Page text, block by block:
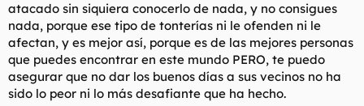
atacado sin siquiera conocerlo de nada, y no consigues
nada, porque ese tipo de tonterías ni le ofenden ni le
afectan, y es mejor así, porque es de las mejores personas
que puedes encontrar en este mundo PERO, te puedo
asegurar que no dar los buenos días a sus vecinos no ha
sido lo peor ni lo más desafiante que ha hecho.